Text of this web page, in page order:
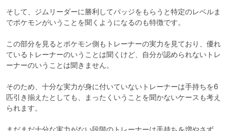
そして、ジムリーダーに勝利してバッジをもらうと特定のレベルま
でポケモンがいうことを聞くようになるのも特徴です。
この部分を見るとポケモン側もトレーナーの実力を見ており、優れ
ているトレーナーのいうことは聞くけど、自分が認められないトレ
ーナーのいうことは聞きません。
そのため、十分な実力が身に付いていないトレーナーは手持ちを6
匹引き揃えたとしても、まったくいうことを聞かないケースも考え
られます。
まだまだ十分な実力がない段階のトレーナーは手持ちを増やさず、